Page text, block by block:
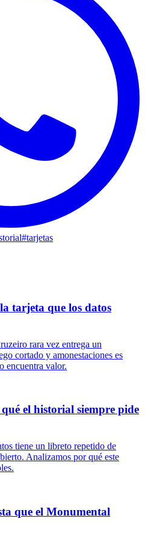
#tarjetas
tarjeta que los datos
rara vez entrega un
cortado y amonestaciones es
encuentra valor.
el historial siempre pide
tiene un libreto repetido de
Analizamos por qué este
que el Monumental